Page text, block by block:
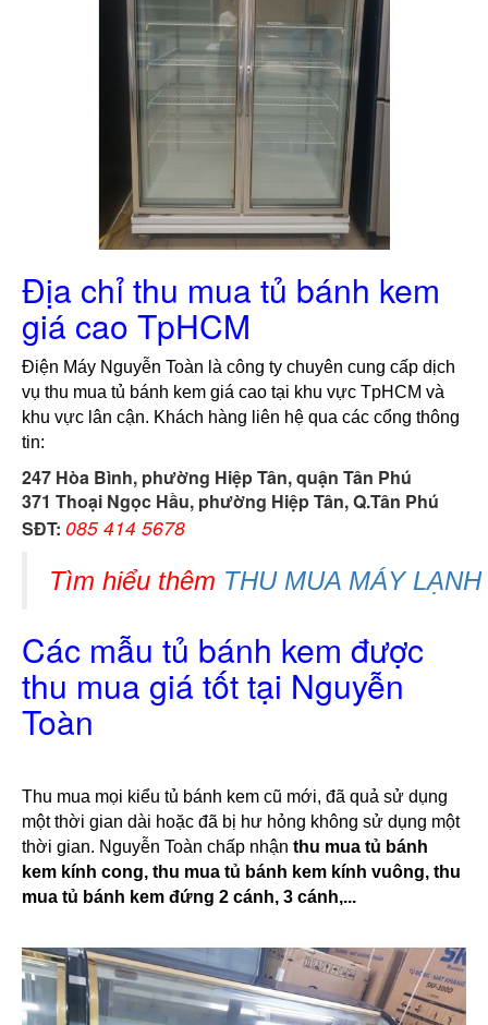
Địa chỉ thu mua tủ bánh kem
giá cao TpHCM
Điện Máy Nguyễn Toàn là công ty chuyên cung cấp dịch
vụ thu mua tủ bánh kem giá cao tại khu vực TpHCM và
khu vực lân cận. Khách hàng liên hệ qua các cổng thông
tin:
247 Hòa Bình, phường Hiệp Tân, quận Tân Phú
371 Thoại Ngọc Hầu, phường Hiệp Tân, Q.Tân Phú
SĐT: 085 414 5678
Tìm hiểu thêm THU MUA MÁY
Các mẫu tủ bánh kem được
thu mua giá tốt tại Nguyễn
Toàn
Thu mua mọi kiểu tủ bánh kem cũ mới, đã quả sử dụng
một thời gian dài hoặc đã bị hư hỏng không sử dụng một
thời gian. Nguyễn Toàn chấp nhận thu mua tủ bánh
kem kính cong, thu mua tủ bánh kem kính vuông, thu
mua tủ bánh kem đứng 2 cánh, 3 cánh,...